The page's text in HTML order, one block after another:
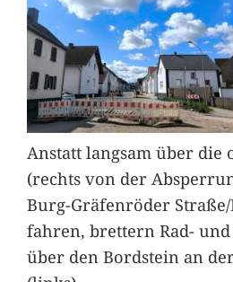
Anstatt langsam über die
(rechts von der
Burg-Gräfenröder
fahren, brettern Rad-
über den Bordstein an